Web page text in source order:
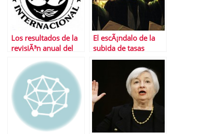
Los resultados de la
revisiÃ³n anual del
espaÃ±ola
El escÃ¡ndalo de la
subida de tasas
universitarias